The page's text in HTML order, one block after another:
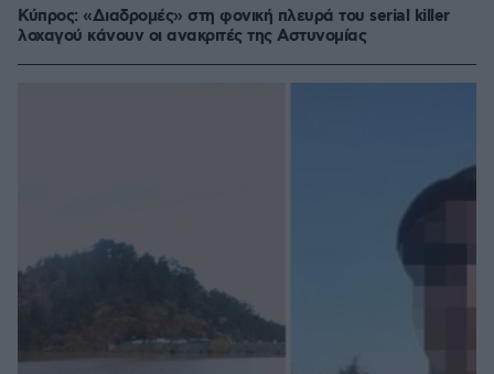
Κύπρος: «Διαδρομές» στη φονική πλευρά του serial killer
λοχαγού κάνουν οι ανακριτές της Αστυνομίας